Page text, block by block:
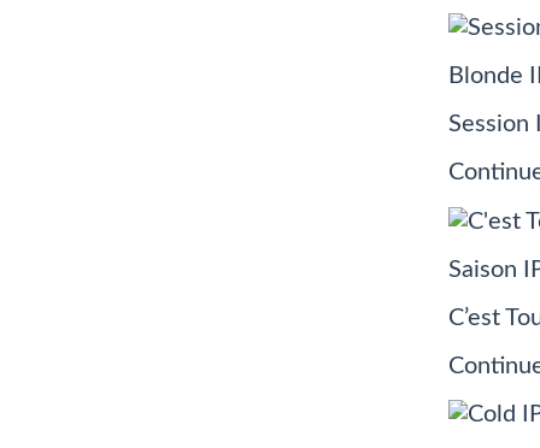
Blonde
Session
Saison
C’est